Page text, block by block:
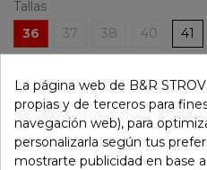
Tallas
36
37 38 40 41
-
Añadir
La página web de B&R
propias y de terceros para
navegación web), para
personalizarla según tus
mostrarte publicidad en base